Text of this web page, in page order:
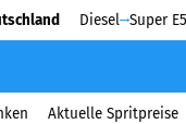
Diesel Super E5
Aktuelle Spritpreise